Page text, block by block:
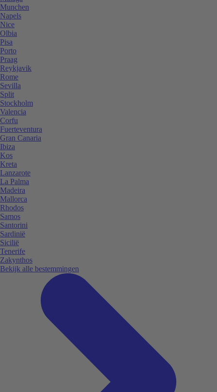
Munchen
Napels
Nice
Olbia
Pisa
Porto
Praag
Reykjavik
Rome
Sevilla
Split
Stockholm
Valencia
Corfu
Fuerteventura
Gran Canaria
Ibiza
Kos
Kreta
Lanzarote
La Palma
Madeira
Mallorca
Rhodos
Samos
Santorini
Sardinië
Sicilië
Tenerife
Zakynthos
Bekijk alle bestemmingen